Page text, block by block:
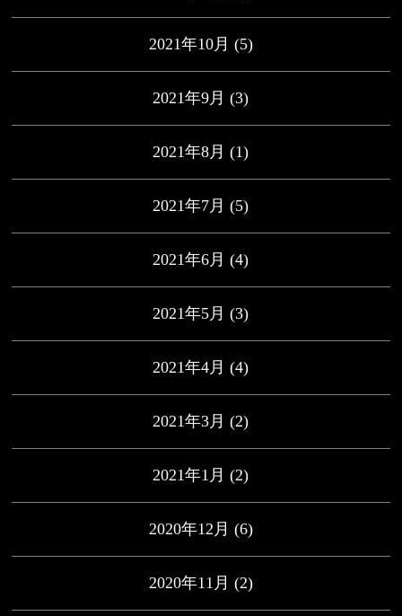
2021年10月 (5)
2021年9月 (3)
2021年8月 (1)
2021年7月 (5)
2021年6月 (4)
2021年5月 (3)
2021年4月 (4)
2021年3月 (2)
2021年1月 (2)
2020年12月 (6)
2020年11月 (2)